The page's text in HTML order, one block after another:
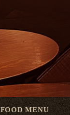
FOOD MENU